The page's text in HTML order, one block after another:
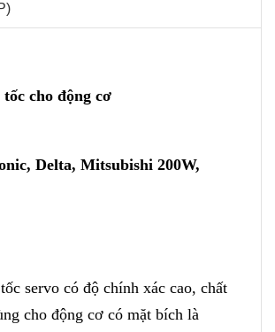
tốc cho động cơ
Delta, Mitsubishi 200W,
servo có độ chính xác cao, chất
cho động cơ có mặt bích là